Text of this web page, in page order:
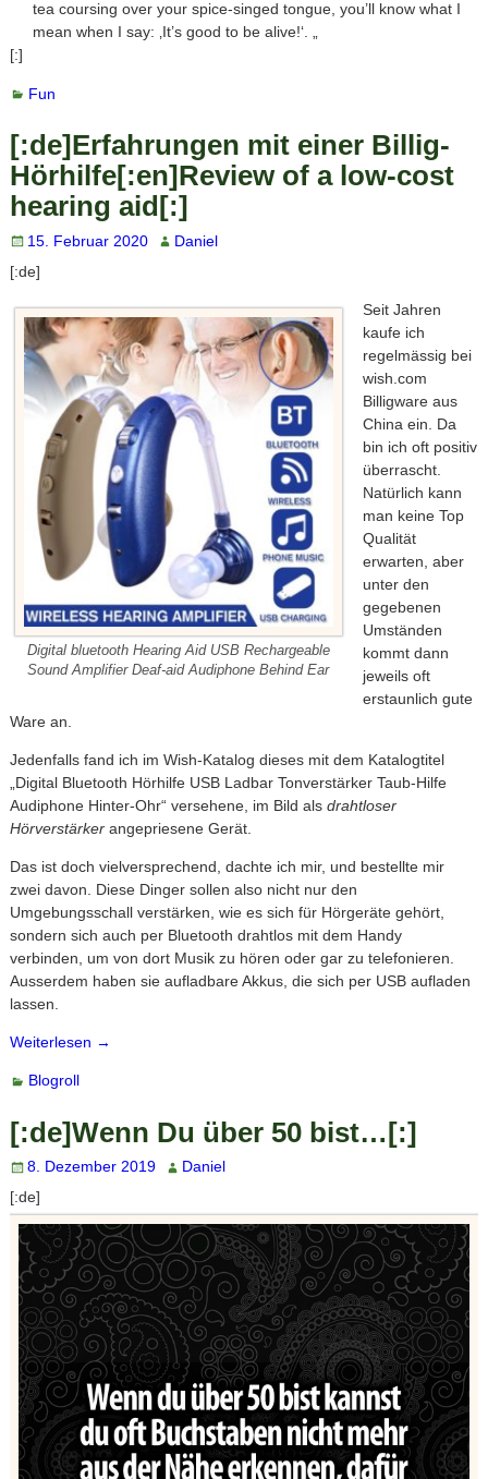
tea coursing over your spice-singed tongue, you’ll know what I
mean when I say: ‚It’s good to be alive!‘. „
[:]
Fun
[:de]Erfahrungen mit einer Billig-
Hörhilfe[:en]Review of a low-cost
hearing aid[:]
15. Februar 2020
Daniel
[:de]
Digital bluetooth Hearing Aid USB Rechargeable
Sound Amplifier Deaf-aid Audiphone Behind Ear
Seit Jahren
kaufe ich
regelmässig bei
wish.com
Billigware aus
China ein. Da
bin ich oft positiv
überrascht.
Natürlich kann
man keine Top
Qualität
erwarten, aber
unter den
gegebenen
Umständen
kommt dann
jeweils oft
erstaunlich gute
Ware an.
Jedenfalls fand ich im Wish-Katalog dieses mit dem Katalogtitel
„Digital Bluetooth Hörhilfe USB Ladbar Tonverstärker Taub-Hilfe
Audiphone Hinter-Ohr“ versehene, im Bild als drahtloser
Hörverstärker angepriesene Gerät.
Das ist doch vielversprechend, dachte ich mir, und bestellte mir
zwei davon. Diese Dinger sollen also nicht nur den
Umgebungsschall verstärken, wie es sich für Hörgeräte gehört,
sondern sich auch per Bluetooth drahtlos mit dem Handy
verbinden, um von dort Musik zu hören oder gar zu telefonieren.
Ausserdem haben sie aufladbare Akkus, die sich per USB aufladen
lassen.
Weiterlesen →
Blogroll
[:de]Wenn Du über 50 bist…[:]
8. Dezember 2019
Daniel
[:de]